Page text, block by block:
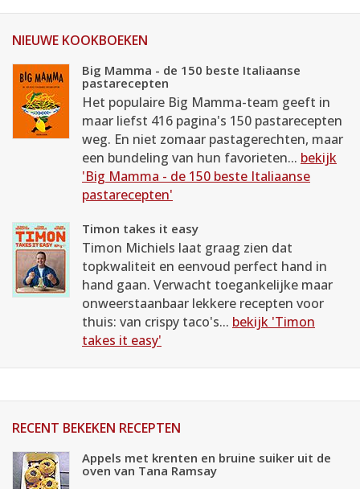
NIEUWE KOOKBOEKEN
Big Mamma - de 150 beste Italiaanse
pastarecepten
Het populaire Big Mamma-team geeft in
maar liefst 416 pagina's 150 pastarecepten
weg. En niet zomaar pastagerechten, maar
een bundeling van hun favorieten... bekijk
'Big Mamma - de 150 beste Italiaanse
pastarecepten'
Timon takes it easy
Timon Michiels laat graag zien dat
topkwaliteit en eenvoud perfect hand in
hand gaan. Verwacht toegankelijke maar
onweerstaanbaar lekkere recepten voor
thuis: van crispy taco's... bekijk 'Timon
takes it easy'
RECENT BEKEKEN RECEPTEN
Appels met krenten en bruine suiker uit de
oven van Tana Ramsay